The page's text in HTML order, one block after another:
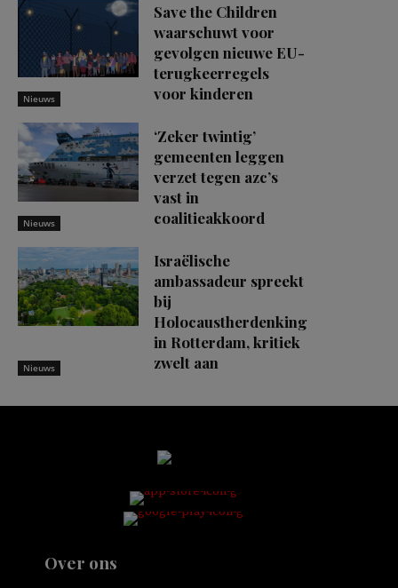
Nieuws
Save the Children
waarschuwt voor
gevolgen nieuwe EU-
terugkeerregels
voor kinderen
Nieuws
‘Zeker twintig’
gemeenten leggen
verzet tegen azc’s
vast in
coalitieakkoord
Nieuws
Israëlische
ambassadeur spreekt
bij
Holocaustherdenking
in Rotterdam, kritiek
zwelt aan
Over ons